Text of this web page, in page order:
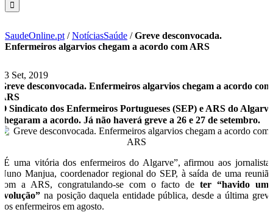
SaudeOnline.pt /NotíciasSaúde /Greve desconvocada.
Enfermeiros algarvios chegam a acordo com ARS
23 Set, 2019
Greve desconvocada. Enfermeiros algarvios chegam a acordo com
ARS
O Sindicato dos Enfermeiros Portugueses (SEP) e ARS do Algarve
chegaram a acordo. Já não haverá greve a 26 e 27 de setembro.
“É uma vitória dos enfermeiros do Algarve”, afirmou aos jornalistas
Nuno Manjua, coordenador regional do SEP, à saída de uma reunião
com a ARS, congratulando-se com o facto de ter “havido uma
evolução” na posição daquela entidade pública, desde a última greve
dos enfermeiros em agosto.